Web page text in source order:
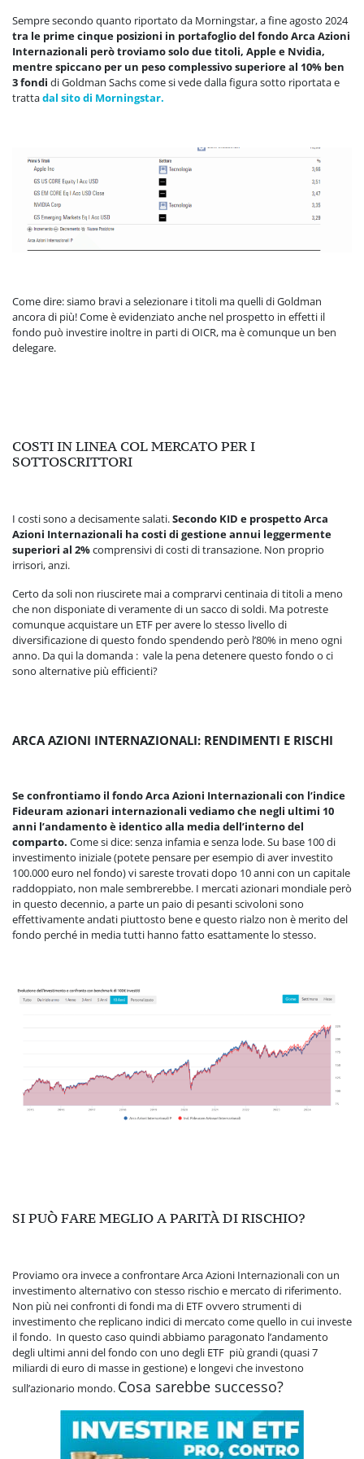
Sempre secondo quanto riportato da Morningstar, a fine agosto 2024
tra le prime cinque posizioni in portafoglio del fondo Arca Azioni
Internazionali però troviamo solo due titoli, Apple e Nvidia,
mentre spiccano per un peso complessivo superiore al 10% ben
3 fondi di Goldman Sachs come si vede dalla figura sotto riportata e
trattadal sito di Morningstar.
Come dire: siamo bravi a selezionare i titoli ma quelli di Goldman
ancora di più! Come è evidenziato anche nel prospetto in effetti il
fondo può investire inoltre in parti di OICR, ma è comunque un ben
delegare.
COSTI IN LINEA COL MERCATO PER I
SOTTOSCRITTORI
I costi sono a decisamente salati.Secondo KID e prospetto Arca
Azioni Internazionali ha costi di gestione annui leggermente
superiori al 2%comprensivi di costi di transazione. Non proprio
irrisori, anzi.
Certo da soli non riuscirete mai a comprarvi centinaia di titoli a meno
che non disponiate di veramente di un sacco di soldi. Ma potreste
comunque acquistare un ETF per avere lo stesso livello di
diversificazione di questo fondo spendendo però l’80% in meno ogni
anno. Da qui la domanda : vale la pena detenere questo fondo o ci
sono alternative più efficienti?
ARCA AZIONI INTERNAZIONALI: RENDIMENTI E RISCHI
Se confrontiamo il fondo Arca Azioni Internazionali con l’indice
Fideuram azionari internazionali vediamo che negli ultimi 10
anni l’andamento è identico alla media dell’interno del
comparto. Come si dice: senza infamia e senza lode. Su base 100 di
investimento iniziale (potete pensare per esempio di aver investito
100.000 euro nel fondo) vi sareste trovati dopo 10 anni con un capitale
raddoppiato, non male sembrerebbe. I mercati azionari mondiale però
in questo decennio, a parte un paio di pesanti scivoloni sono
effettivamente andati piuttosto bene e questo rialzo non è merito del
fondo perché in media tutti hanno fatto esattamente lo stesso.
SI PUÒ FARE MEGLIO A PARITÀ DI RISCHIO?
Proviamo ora invece a confrontare Arca Azioni Internazionali con un
investimento alternativo con stesso rischio e mercato di riferimento.
Non più nei confronti di fondi ma di ETF ovvero strumenti di
investimento che replicano indici di mercato come quello in cui investe
il fondo. In questo caso quindi abbiamo paragonato l’andamento
degli ultimi anni del fondo con uno degli ETF più grandi (quasi 7
miliardi di euro di masse in gestione) e longevi che investono
sull’azionario mondo. Cosa sarebbe successo?